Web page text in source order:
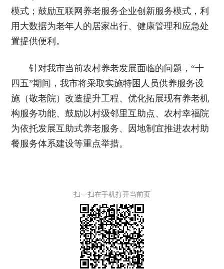
模式；鼓励互联网养老服务企业创新服务模式，利
用大数据为老年人的居家出行、健康管理和应急处
置提供便利。
针对我市当前农村养老发展面临的问题，“十
四五”期间，我市将采取实施特困人员供养服务设
施（敬老院）改造提升工程、优化拓展现有养老机
构服务功能、鼓励以村级邻里互助点、农村幸福院
为依托发展互助式养老服务、因地制宜推进农村助
餐服务体系建设等重点举措。
扫一扫在手机打开当前页